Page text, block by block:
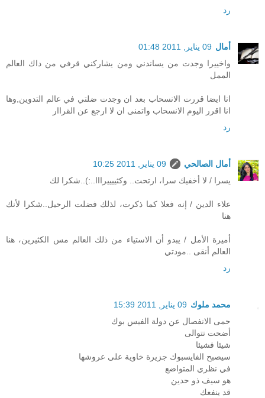
رد
أمال 09 يناير, 2011 01:48
واخييرا وجدت من يساندني ومن يشاركني قرفي من داك العالم
الممل
انا ايضا قررت الانسحاب بعد ان وجدت ضلتي في عالم التدوين,وها
انا اقرر اليوم الانسحاب واتمنى ان لا ارجع عن القراار
رد
أمال الصالحي
09 يناير, 2011 10:25
يسرا / لا أخفيك سرا، ارتحت.. وكثييييرااا..:)..شكرا لك
علاء الدين / إنه فعلا كما ذكرت، لذلك فضلت الرحيل..شكرا لأنك
هنا
أميرة الأمل / يبدو أن الاستياء من ذلك العالم مس الكثيرين، هنا
العالم أنقى ..مودتي
رد
محمد ملوك 09 يناير, 2011 15:39
حمى الانفصال عن دولة الفيس بوك
أضحت تتوالى
شيئا فشيئا
سيصبح الفايسبوك جزيرة خاوية على عروشها
في نظري المتواضع
هو سيف ذو حدين
قد ينفعك